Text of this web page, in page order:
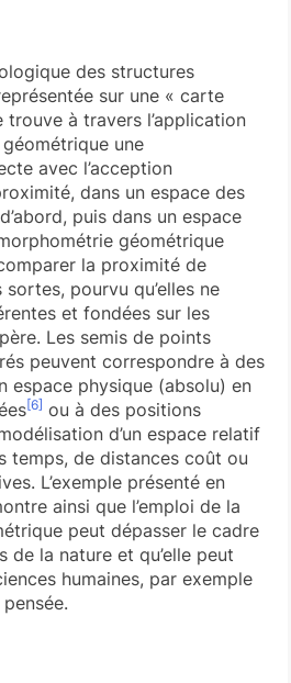
des structures
sur une « carte
à travers l’application
une
avec l’acception
dans un espace des
puis dans un espace
géométrique
la proximité de
pourvu qu’elles ne
et fondées sur les
Les semis de points
peuvent correspondre à des
espace physique (absolu) en
[6] ou à des positions
d’un espace relatif
temps, de distances coût ou
L’exemple présenté en
ainsi que l’emploi de la
peut dépasser le cadre
de la nature et qu’elle peut
humaines, par exemple